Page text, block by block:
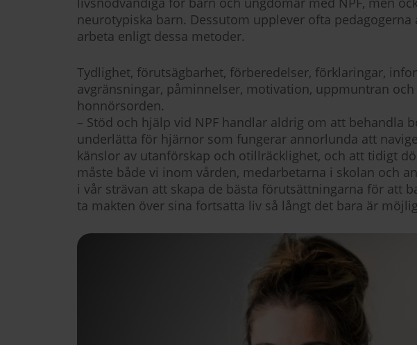
neurotypiska barn. Dessutom upplever ofta
arbeta enligt dessa metoder.
Tydlighet, förutsägbarhet, förberedelser, förklaringar,
avgränsningar, påminnelser, motivation, uppmuntran
honnörsorden.
– Stöd och hjälp vid NPF handlar aldrig om att behandla
underlätta för hjärnor som fungerar annorlunda att
känslor av utanförskap och otillräcklighet, och att tidigt
måste både vi inom vården, medarbetarna i skolan och
i vår strävan att skapa de bästa förutsättningarna för att
ta makten över sina fortsatta liv så långt det bara är